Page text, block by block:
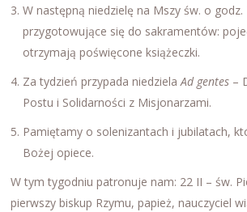
W następną niedzielę na Mszy św. o godz.
przygotowujące się do sakramentów:
otrzymają poświęcone książeczki.
Za tydzień przypada niedzielaAd gentes –
Postu i Solidarności z Misjonarzami.
Pamiętamy o solenizantach i jubilatach,
Bożej opiece.
W tym tygodniu patronuje nam: 22 II – św.
pierwszy biskup Rzymu, papież, nauczyciel